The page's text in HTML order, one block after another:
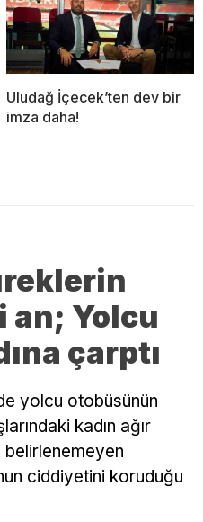
Uludağ İçecek’ten dev bir
imza daha!
an; Yolcu
çarptı
yolcu otobüsünün
kadın ağır
belirlenemeyen
ciddiyetini koruduğu